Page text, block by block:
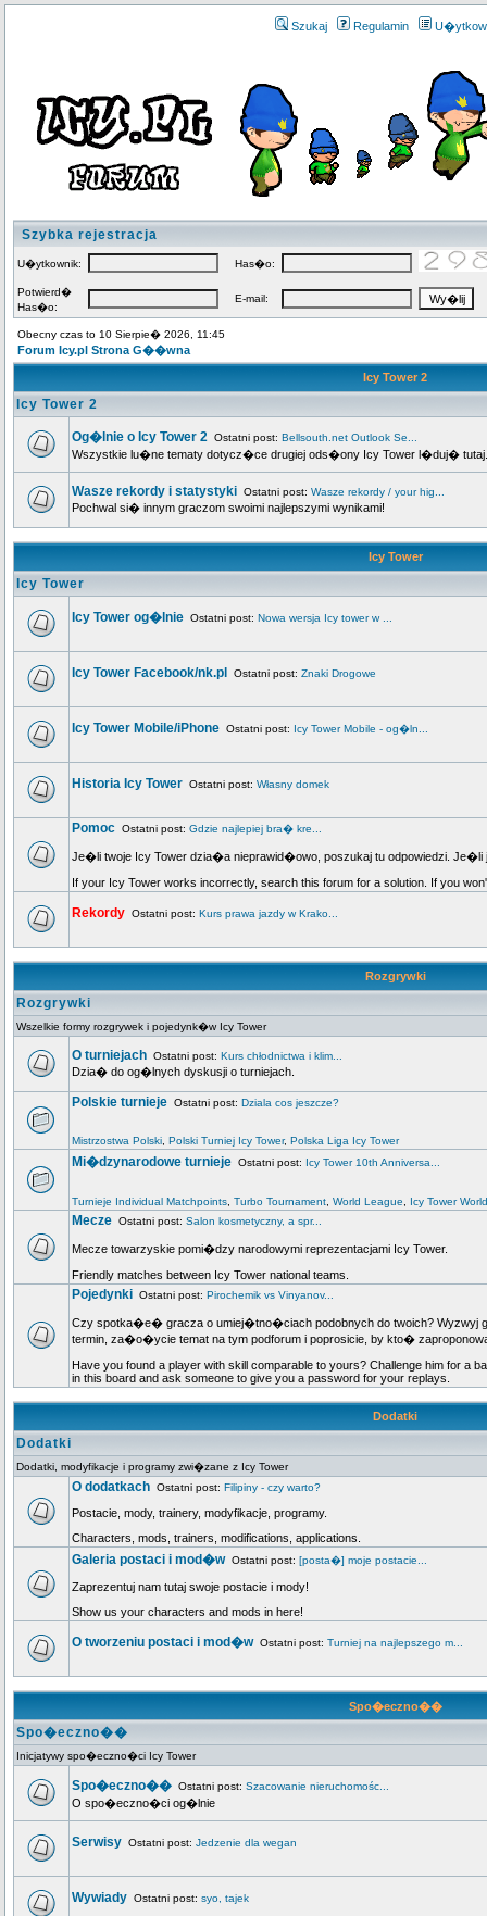
Szukaj Regulamin
Szybka rejestracja
U�ytkownik: Has�o:
Potwierd�
Has�o:
E-mail:
Obecny czas to 10 Sierpie� 2026, 11:45
Forum Icy.pl Strona G��wna
Icy Tower 2
Icy Tower 2
Og�lnie o Icy Tower 2 Ostatni post: Bellsouth.net Outlook Se...
Wszystkie lu�ne tematy dotycz�ce drugiej ods�ony Icy Tower l�duj� tutaj.
Wasze rekordy i statystyki Ostatni post: Wasze rekordy / your hig...
Pochwal si� innym graczom swoimi najlepszymi wynikami!
Icy Tower
Icy Tower
Icy Tower og�lnie Ostatni post: Nowa wersja Icy tower w ...
Icy Tower Facebook/nk.pl Ostatni post: Znaki Drogowe
Icy Tower Mobile/iPhone Ostatni post: Icy Tower Mobile - og�ln...
Historia Icy Tower Ostatni post: Własny domek
Pomoc Ostatni post: Gdzie najlepiej bra� kre...
Je�li twoje Icy Tower dzia�a nieprawid�owo, poszukaj tu odpowiedzi.
If your Icy Tower works incorrectly, search this forum for a solution. If you
Rekordy Ostatni post: Kurs prawa jazdy w Krako...
Rozgrywki
Rozgrywki
Wszelkie formy rozgrywek i pojedynk�w Icy Tower
O turniejach Ostatni post: Kurs chłodnictwa i klim...
Dzia� do og�lnych dyskusji o turniejach.
Polskie turnieje Ostatni post: Dziala cos jeszcze?
Mistrzostwa Polski Polski Turniej Icy Tower, Polska Liga Icy Tower
Mi�dzynarodowe turnieje Ostatni post: Icy Tower 10th Anniversa...
Turnieje Individual Matchpoints Turbo Tournament World League Icy Tower
Mecze Ostatni post: Salon kosmetyczny, a spr...
Mecze towarzyskie pomi�dzy narodowymi reprezentacjami Icy Tower.
Friendly matches between Icy Tower national teams.
Pojedynki Ostatni post: Pirochemik vs Vinyanov...
Czy spotka�e� gracza o umiej�tno�ciach podobnych do twoich? Wyzwyj
termin, za�o�ycie temat na tym podforum i poprosicie, by kto�
Have you found a player with skill comparable to yours? Challenge him for a
in this board and ask someone to give you a password for your replays.
Dodatki
Dodatki
Dodatki, modyfikacje i programy zwi�zane z Icy Tower
O dodatkach Ostatni post: Filipiny - czy warto?
Postacie, mody, trainery, modyfikacje, programy.
Characters, mods, trainers, modifications, applications.
Galeria postaci i mod�wOstatni post: [posta�] moje postacie...
Zaprezentuj nam tutaj swoje postacie i mody!
Show us your characters and mods in here!
O tworzeniu postaci i mod�wOstatni post: Turniej na najlepszego m...
Spo�eczno��
Spo�eczno��
Inicjatywy spo�eczno�ci Icy Tower
Spo�eczno�� Ostatni post: Szacowanie nieruchomośc...
O spo�eczno�ci og�lnie
Serwisy Ostatni post: Jedzenie dla wegan
Wywiady Ostatni post: syo, tajek